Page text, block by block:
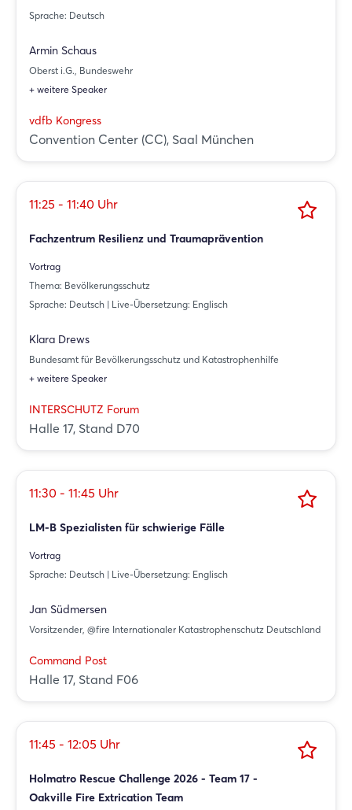
Sprache: Deutsch
Armin Schaus
Oberst i.G., Bundeswehr
+ weitere Speaker
vdfb Kongress
Convention Center (CC), Saal München
11:25 - 11:40 Uhr
Fachzentrum Resilienz und Traumaprävention
Vortrag
Thema: Bevölkerungsschutz
Sprache: Deutsch | Live-Übersetzung: Englisch
Klara Drews
Bundesamt für Bevölkerungsschutz und Katastrophenhilfe
+ weitere Speaker
INTERSCHUTZ Forum
Halle 17, Stand D70
11:30 - 11:45 Uhr
LM-B Spezialisten für schwierige Fälle
Vortrag
Sprache: Deutsch | Live-Übersetzung: Englisch
Jan Südmersen
Vorsitzender, @fire Internationaler Katastrophenschutz Deutschland
Command Post
Halle 17, Stand F06
11:45 - 12:05 Uhr
Holmatro Rescue Challenge 2026 - Team 17 -
Oakville Fire Extrication Team